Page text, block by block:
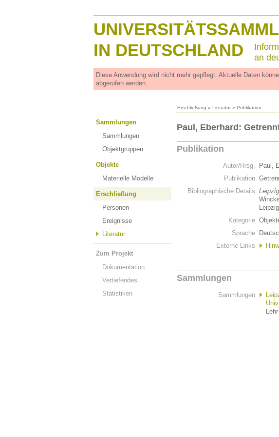
IN DEUTSCHLAND
an
Diese Anwendung wird nicht mehr gepflegt. Aktuelle Daten
abgerufen werden.
Erschließung » Literatur » Publikation
Sammlungen
Sammlungen
Objektgruppen
Objekte
Materielle Modelle
Erschließung
Personen
Ereignisse
Literatur
Zum Projekt
Dokumentation
Vertiefendes
Statistiken
Paul, Eberhard:
Publikation
Autor/Hrsg.
Paul,
Publikation
Bibliographische Details
Kategorie
Sprache
Externe Links
Sammlungen
Sammlungen